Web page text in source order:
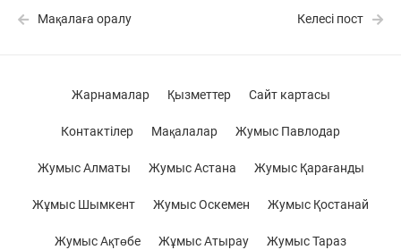
Мақалаға оралу Келесі пост
Жарнамалар Қызметтер Сайт картасы
Контактілер Мақалалар Жумыс Павлодар
Жумыс Алматы Жумыс Астана Жумыс Қарағанды
Жұмыс Шымкент Жумыс Оскемен Жумыс Қостанай
Жумыс Ақтөбе Жұмыс Атырау Жумыс Тараз